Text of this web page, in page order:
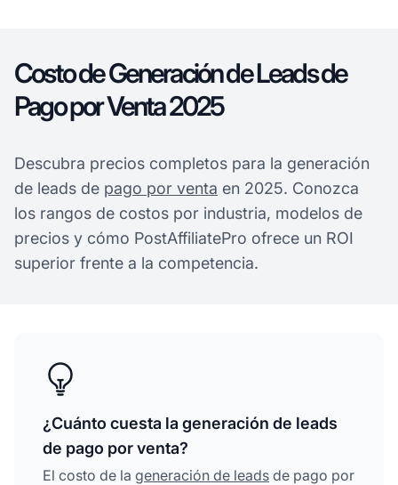
Costo de Generación de Leads de
Pago por Venta 2025
Descubra precios completos para la generación
de leads de pago por venta en 2025. Conozca
los rangos de costos por industria, modelos de
precios y cómo PostAffiliatePro ofrece un ROI
superior frente a la competencia.
¿Cuánto cuesta la generación de leads
de pago por venta?
El costo de la generación de leads de pago por